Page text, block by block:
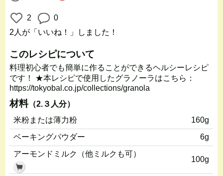
2
0
2人 が「いいね！」しました！
このレシピについて
料理初心者でも簡単に作ることができるヘルシーレシピ
です！ ★本レシピで使用したグラノーラはこちら：
https://tokyobal.co.jp/collections/granola
材料（2.３人分）
米粉または薄力粉
160g
ベーキングパウダー
6g
アーモンドミルク（他ミルクも可）
100g